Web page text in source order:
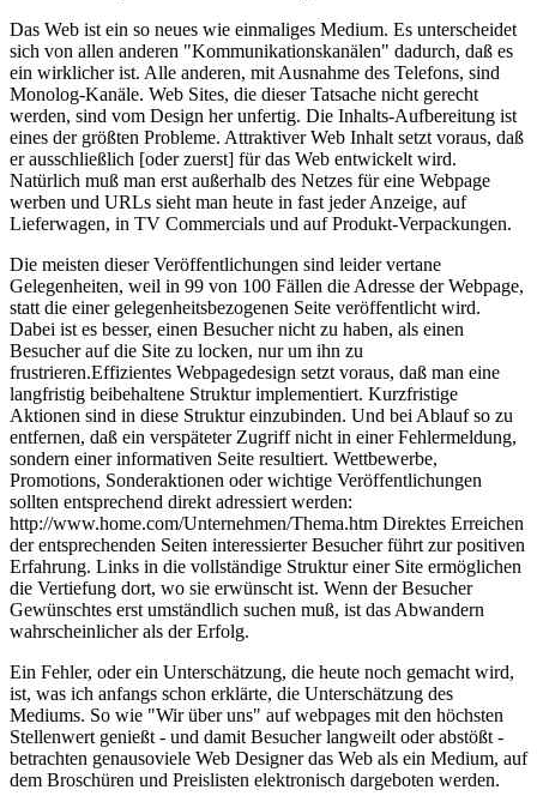
Das Web ist ein so neues wie einmaliges Medium. Es unterscheidet
sich von allen anderen "Kommunikationskanälen" dadurch, daß es
ein wirklicher ist. Alle anderen, mit Ausnahme des Telefons, sind
Monolog-Kanäle. Web Sites, die dieser Tatsache nicht gerecht
werden, sind vom Design her unfertig. Die Inhalts-Aufbereitung ist
eines der größten Probleme. Attraktiver Web Inhalt setzt voraus, daß
er ausschließlich [oder zuerst] für das Web entwickelt wird.
Natürlich muß man erst außerhalb des Netzes für eine Webpage
werben und URLs sieht man heute in fast jeder Anzeige, auf
Lieferwagen, in TV Commercials und auf Produkt-Verpackungen.
Die meisten dieser Veröffentlichungen sind leider vertane
Gelegenheiten, weil in 99 von 100 Fällen die Adresse der Webpage,
statt die einer gelegenheitsbezogenen Seite veröffentlicht wird.
Dabei ist es besser, einen Besucher nicht zu haben, als einen
Besucher auf die Site zu locken, nur um ihn zu
frustrieren.Effizientes Webpagedesign setzt voraus, daß man eine
langfristig beibehaltene Struktur implementiert. Kurzfristige
Aktionen sind in diese Struktur einzubinden. Und bei Ablauf so zu
entfernen, daß ein verspäteter Zugriff nicht in einer Fehlermeldung,
sondern einer informativen Seite resultiert. Wettbewerbe,
Promotions, Sonderaktionen oder wichtige Veröffentlichungen
sollten entsprechend direkt adressiert werden:
http://www.home.com/Unternehmen/Thema.htm Direktes Erreichen
der entsprechenden Seiten interessierter Besucher führt zur positiven
Erfahrung. Links in die vollständige Struktur einer Site ermöglichen
die Vertiefung dort, wo sie erwünscht ist. Wenn der Besucher
Gewünschtes erst umständlich suchen muß, ist das Abwandern
wahrscheinlicher als der Erfolg.
Ein Fehler, oder ein Unterschätzung, die heute noch gemacht wird,
ist, was ich anfangs schon erklärte, die Unterschätzung des
Mediums. So wie "Wir über uns" auf webpages mit den höchsten
Stellenwert genießt - und damit Besucher langweilt oder abstößt -
betrachten genausoviele Web Designer das Web als ein Medium, auf
dem Broschüren und Preislisten elektronisch dargeboten werden.